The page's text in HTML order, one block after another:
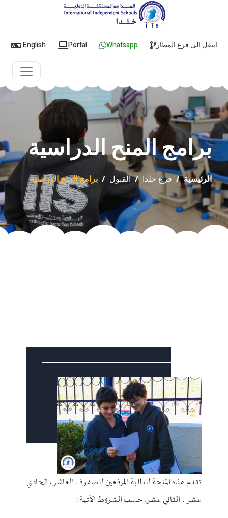
English Portal Whatsapp انتقل الى فرع المطار
برامج المنح الدراسية
الرئيسية/ فرع خلدا /القبول / برامج المنح الدراسية
تقدم هذه المنحة للطلبة المرفعين للصفوف العاشر، الحادي
عشر ، الثاني عشر. حسب الشروط الآتية :